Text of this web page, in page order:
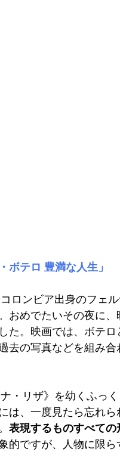
ボテロ 豊満な人生」
ロンビア出身のフェ
おめでたいその夜に、
た。映画では、ボテ
去の写真などを組み
・リザ》を幼くふっ
は、一度見たら忘れ
表現するものすべて
的ですが、人物に限